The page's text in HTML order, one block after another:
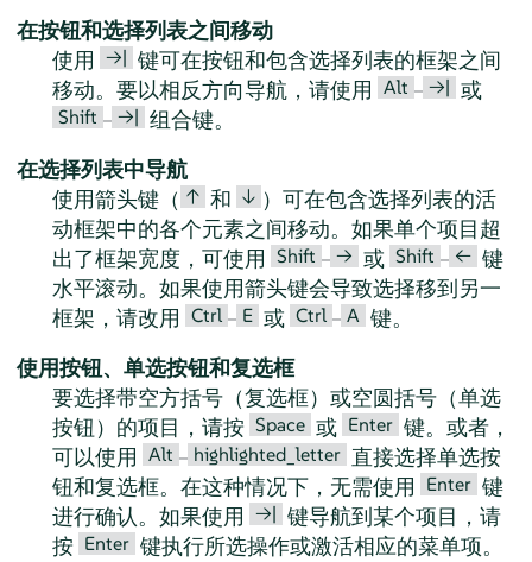
在按钮和选择列表之间移动
使用 →| 键可在按钮和包含选择列表的框架之间
移动。要以相反方向导航，请使用 Alt – →| 或
Shift – →| 组合键。
在选择列表中导航
使用箭头键（ ↑ 和 ↓ ）可在包含选择列表的活
动框架中的各个元素之间移动。如果单个项目超
出了框架宽度，可使用 Shift – → 或 Shift – ← 键
水平滚动。如果使用箭头键会导致选择移到另一
框架，请改用 Ctrl – E 或 Ctrl – A 键。
使用按钮、单选按钮和复选框
要选择带空方括号（复选框）或空圆括号（单选
按钮）的项目，请按 Space 或 Enter 键。或者，
可以使用 Alt – highlighted_letter 直接选择单选按
钮和复选框。在这种情况下，无需使用 Enter 键
进行确认。如果使用 →| 键导航到某个项目，请
按 Enter 键执行所选操作或激活相应的菜单项。